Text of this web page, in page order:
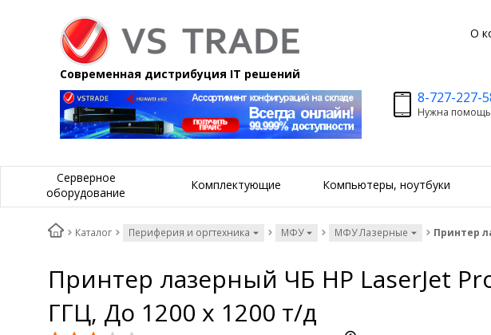
О
Современная дистрибуция IT решений
8-727-227-
Нужна
Серверное
оборудование
Комплектующие Компьютеры, ноутбуки
Каталог Периферия и оргтехника МФУ МФУ Лазерные Принтер
Принтер лазерный ЧБ HP LaserJet
ГГЦ, До 1200 х 1200 т/д